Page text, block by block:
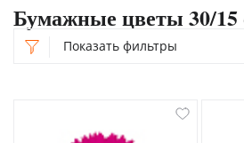
Бумажные цветы 30/15
Показать фильтры